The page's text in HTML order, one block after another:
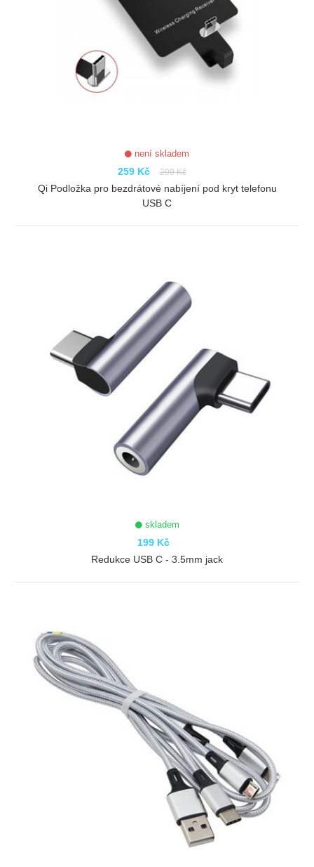
není skladem
259 Kč 299 Kč
Qi Podložka pro bezdrátové nabíjení pod kryt telefonu
USB C
skladem
199 Kč
Redukce USB C - 3.5mm jack